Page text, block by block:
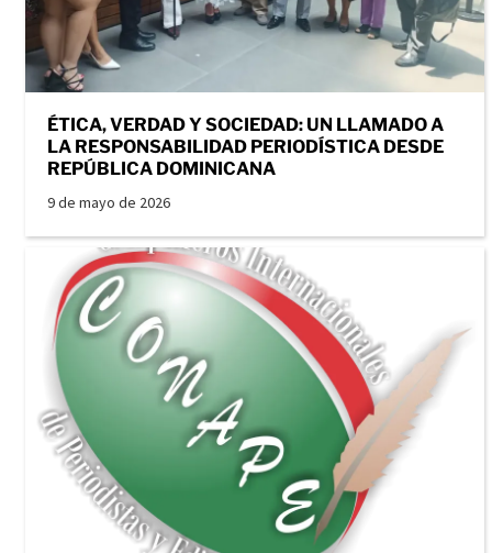
ÉTICA, VERDAD Y SOCIEDAD: UN LLAMADO A
LA RESPONSABILIDAD PERIODÍSTICA DESDE
REPÚBLICA DOMINICANA
9 de mayo de 2026